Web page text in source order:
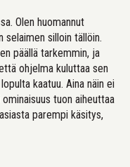
Olen huomannut
selaimen silloin tällöin.
päällä tarkemmin, ja
ohjelma kuluttaa sen
kaatuu. Aina näin ei
tuon aiheuttaa
parempi käsitys,